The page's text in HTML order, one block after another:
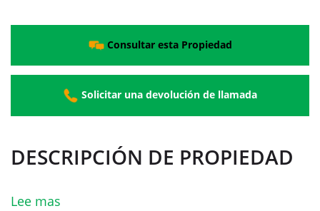
Consultar esta Propiedad
Solicitar una devolución de llamada
DESCRIPCIÓN DE PROPIEDAD
Lee mas